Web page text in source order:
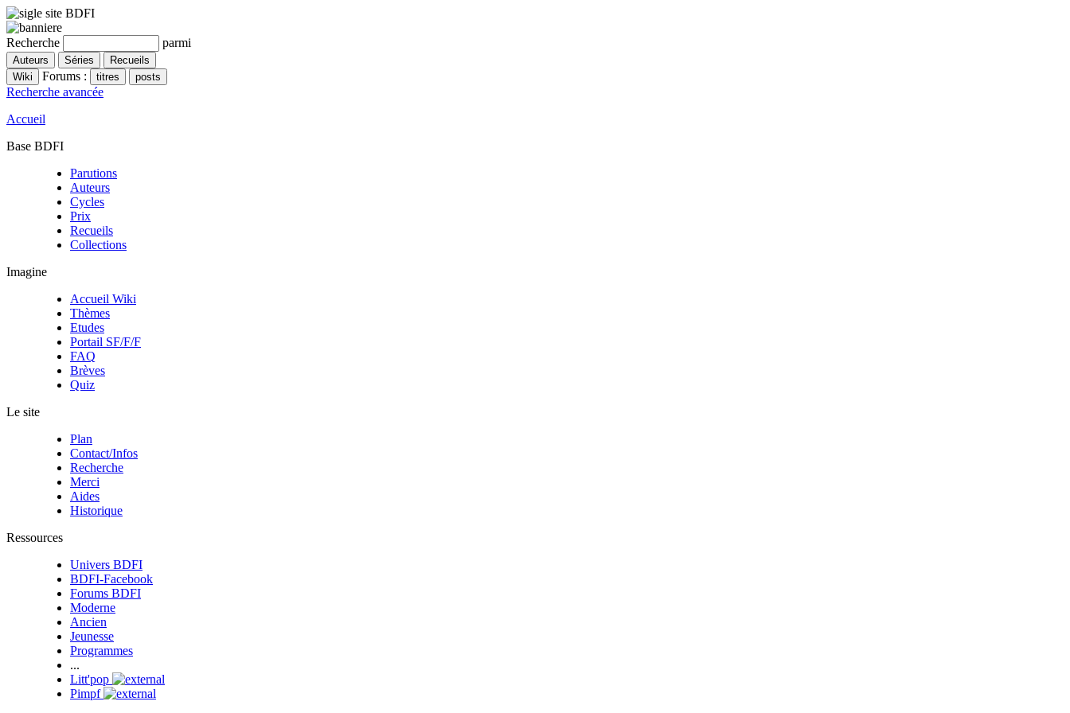
Recherche parmi
Forums :
Recherche avancée
Accueil
Base BDFI
Parutions
Auteurs
Cycles
Prix
Recueils
Collections
Imagine
Accueil Wiki
Thèmes
Etudes
Portail SF/F/F
FAQ
Brèves
Quiz
Le site
Plan
Contact/Infos
Recherche
Merci
Aides
Historique
Ressources
Univers BDFI
BDFI-Facebook
Forums BDFI
Moderne
Ancien
Jeunesse
Programmes
...
Litt'pop
Pimpf